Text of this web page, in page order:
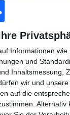
Informationen
und
Inhaltsmessung,
wir und
auf die
Alternativ